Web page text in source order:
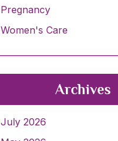
Pregnancy
Women's Care
Archives
July 2026